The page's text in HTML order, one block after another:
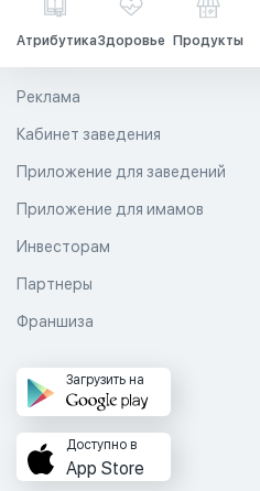
АтрибутикаЗдоровье Продукты
Реклама
Кабинет заведения
Приложение для заведений
Приложение для имамов
Инвесторам
Партнеры
Франшиза
Загрузить на
Доступно в
App Store